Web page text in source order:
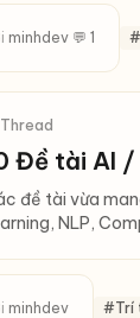
minhdev 💬 1
Đề tài AI /
đề tài vừa
NLP,
minhdev #Trí